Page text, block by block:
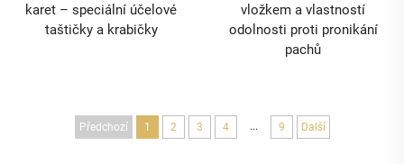
karet – speciální účelové
taštičky a krabičky
vložkem a vlastností
odolnosti proti pronikání
pachů
Předchozí 1 2 3 4 ... 9 Další